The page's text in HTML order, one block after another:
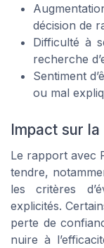
décision de
Difficulté à
recherche
Sentiment
ou mal
Impact sur
Le rapport avec
tendre,
les critères
explicités.
perte de
nuire à